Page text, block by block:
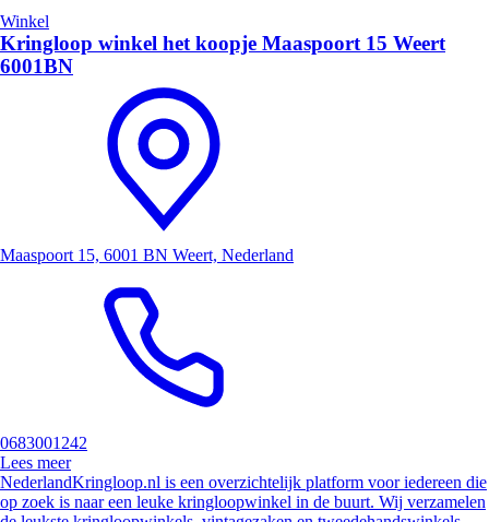
Winkel
Kringloop winkel het koopje Maaspoort 15 Weert
6001BN
Maaspoort 15, 6001 BN Weert, Nederland
0683001242
Lees meer
NederlandKringloop.nl is een overzichtelijk platform voor iedereen die
op zoek is naar een leuke kringloopwinkel in de buurt. Wij verzamelen